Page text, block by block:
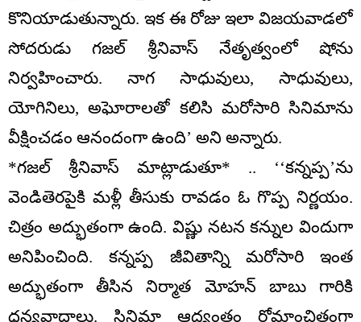
కొనియాడుతున్నారు. ఇక ఈ రోజు ఇలా విజయవాడలో
సోదరుడు గజల్ శ్రీనివాస్ నేతృత్వంలో షోను
నిర్వహించారు. నాగ సాధువులు, సాధువులు,
యోగినిలు, అఘోరాలతో కలిసి మరోసారి సినిమాను
వీక్షించడం ఆనందంగా ఉంది’ అని అన్నారు.
*గజల్ శ్రీనివాస్ మాట్లాడుతూ* .. ‘‘కన్నప్ప’ను
వెండితెరపైకి మళ్లీ తీసుకు రావడం ఓ గొప్ప నిర్ణయం.
చిత్రం అద్భుతంగా ఉంది. విష్ణు నటన కన్నుల విందుగా
అనిపించింది. కన్నప్ప జీవితాన్ని మరోసారి ఇంత
అద్భుతంగా తీసిన నిర్మాత మోహన్ బాబు గారికి
ధన్యవాదాలు. సినిమా ఆద్యంతం రోమాంచితంగా